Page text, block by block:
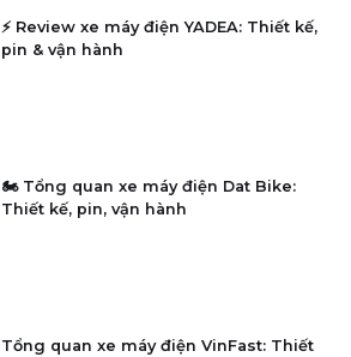
⚡ Review xe máy điện YADEA: Thiết kế,
pin & vận hành
🏍️ Tổng quan xe máy điện Dat Bike:
Thiết kế, pin, vận hành
Tổng quan xe máy điện VinFast: Thiết